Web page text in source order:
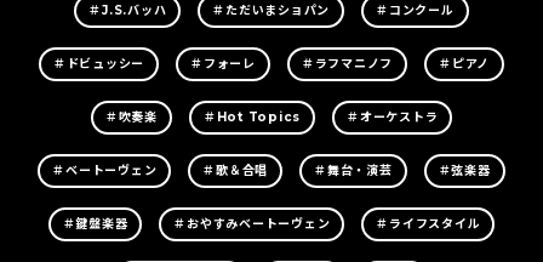
＃J.S.バッハ ＃ただいまショパン ＃コンクール
＃ドビュッシー ＃フォーレ ＃ラフマニノフ ＃ピアノ
＃吹奏楽 ＃Hot Topics ＃オーケストラ
＃ベートーヴェン ＃歌＆合唱 ＃舞台・演芸 ＃弦楽器
＃鍵盤楽器 ＃おやすみベートーヴェン ＃ライフスタイル